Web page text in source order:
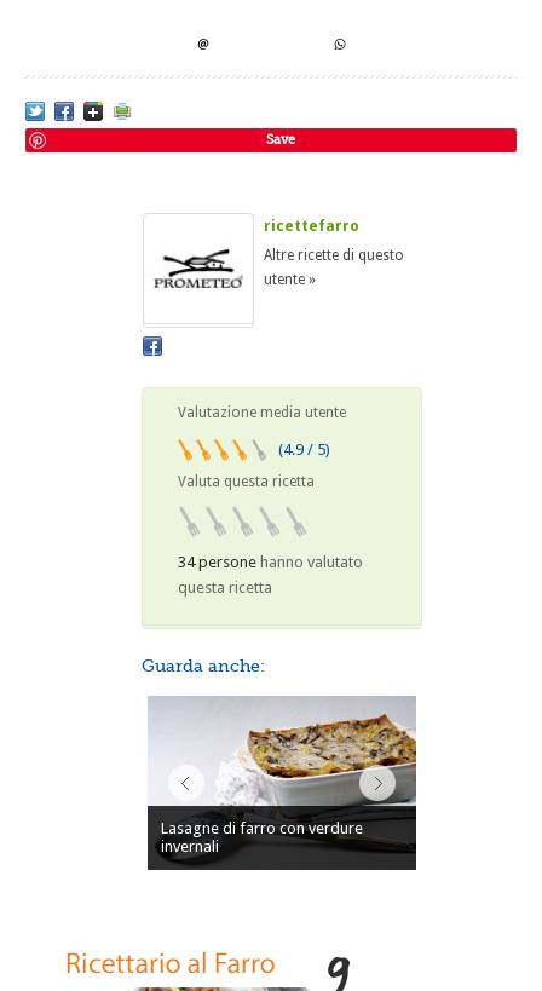
Save
ricettefarro
Altre ricette di questo
utente »
Valutazione media utente
(4.9 / 5)
Valuta questa ricetta
34 personehanno valutato
questa ricetta
Guarda anche:
Lasagne di farro con verdure
invernali